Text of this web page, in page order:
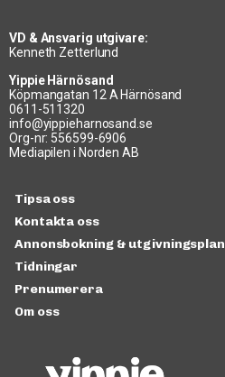
VD & Ansvarig utgivare:
Kenneth Zetterlund
Yippie Härnösand
Köpmangatan 12 A Härnösand
0611-511320
info@yippieharnosand.se
Org-nr: 556599-6906
Mediapilen i Norden AB
Tipsa oss
Kontakta oss
Annonsbokning & utgivningsplan
Tidningar
Prenumerera
Om oss